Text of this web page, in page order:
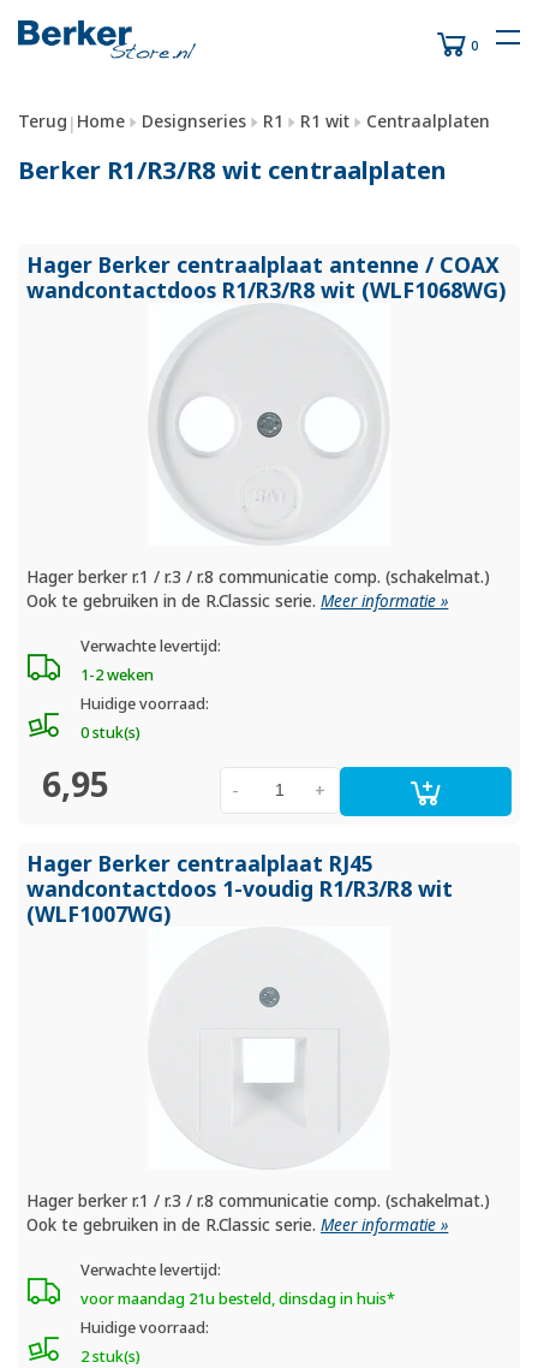
0
Terug | Home Designseries R1 R1 wit Centraalplaten
Berker R1/R3/R8 wit centraalplaten
Hager Berker centraalplaat antenne / COAX
wandcontactdoos R1/R3/R8 wit (WLF1068WG)
Hager berker r.1 / r.3 / r.8 communicatie comp. (schakelmat.)
Ook te gebruiken in de R.Classic serie.Meer informatie »
Verwachte levertijd:
1-2 weken
Huidige voorraad:
0 stuk(s)
6,95 +
-
Hager Berker centraalplaat RJ45
wandcontactdoos 1-voudig R1/R3/R8 wit
(WLF1007WG)
Hager berker r.1 / r.3 / r.8 communicatie comp. (schakelmat.)
Ook te gebruiken in de R.Classic serie.Meer informatie »
Verwachte levertijd:
voor maandag 21u besteld, dinsdag in huis*
Huidige voorraad:
2 stuk(s)